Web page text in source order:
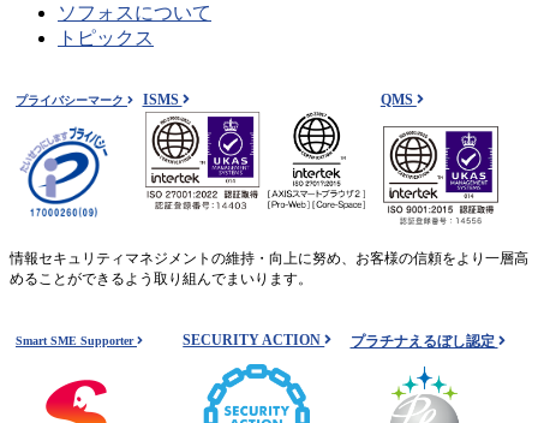
ソフォスについて
トピックス
プライバシーマーク ISMS QMS
情報セキュリティマネジメントの維持・向上に努め、お客様の信頼をより一層高
めることができるよう取り組んでまいります。
Smart SME Supporter SECURITY ACTION プラチナえるぼし認定